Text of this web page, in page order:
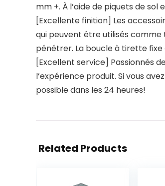
mm +. À l’aide de piquets de
[Excellente finition] Les
qui peuvent être utilisés comme
pénétrer. La boucle à tirette fixe
[Excellent service] Passionnés
l’expérience produit. Si vous
possible dans les 24 heures!
Related Products